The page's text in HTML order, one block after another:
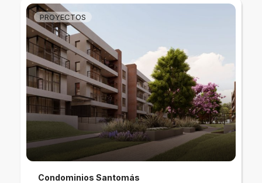
PROYECTOS
Los Domingos